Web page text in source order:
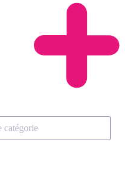
catégorie